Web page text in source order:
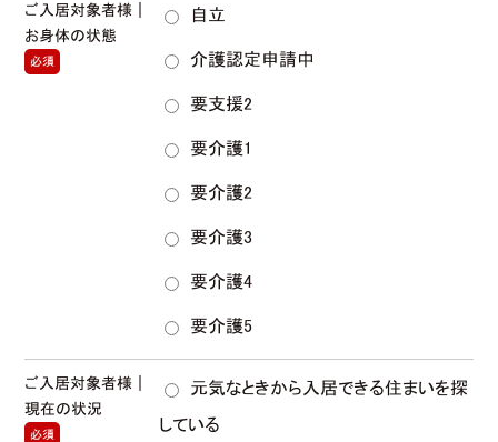
ご入居対象者様｜
お身体の状態
必須
自立
介護認定申請中
要支援2
要介護1
要介護2
要介護3
要介護4
要介護5
ご入居対象者様｜
現在の状況
必須
元気なときから入居できる住まいを探
している